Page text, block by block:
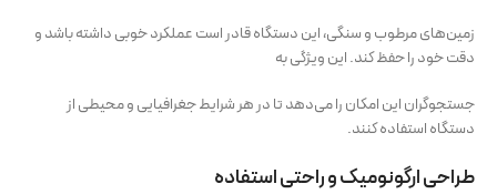
زمین‌های مرطوب و سنگی، این دستگاه قادر است عملکرد خوبی داشته باشد و
دقت خود را حفظ کند. این ویژگی به
جستجوگران این امکان را می‌دهد تا در هر شرایط جغرافیایی و محیطی از
دستگاه استفاده کنند.
طراحی ارگونومیک و راحتی استفاده